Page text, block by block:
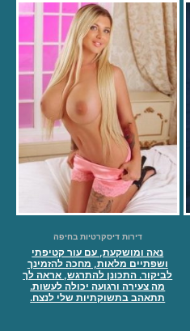
דירות דיסקרטיות בחיפה
נאה ומושקעת, עם עור קטיפתי
ושפתיים מלאות, מחכה להזמינך
לביקור. התכונן להתרגש, אראה לך
מה צעירה ורגועה יכולה לעשות.
תתאהב בתשוקתיות שלי לנצח.